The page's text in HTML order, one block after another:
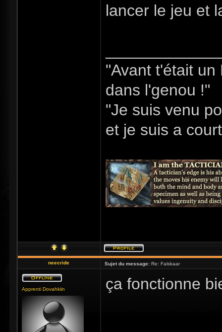
lancer le jeu et
"Avant t'était
dans l'genou !"
"Je suis venu
et je suis a
neecride Sujet du message: Re: Falskaar
Apprenti Dovahkiin ça fonctionne